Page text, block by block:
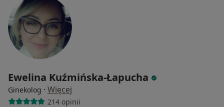
Ewelina Kuźmińska-Łapucha
Ginekolog · Więcej
214 opinii